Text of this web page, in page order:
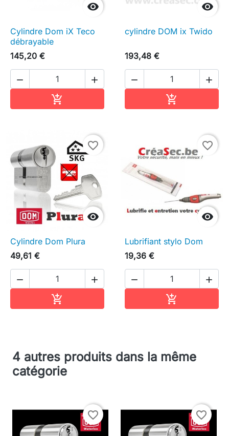

Cylindre Dom iX Teco
débrayable
145,20 €
 


cylindre DOM ix Twido
193,48 €
 


favorite_border
Cylindre Dom Plura
49,61 €
 


favorite_border
Lubrifiant stylo Dom
19,36 €
 

4 autres produits dans la même
catégorie
favorite_border favorite_border